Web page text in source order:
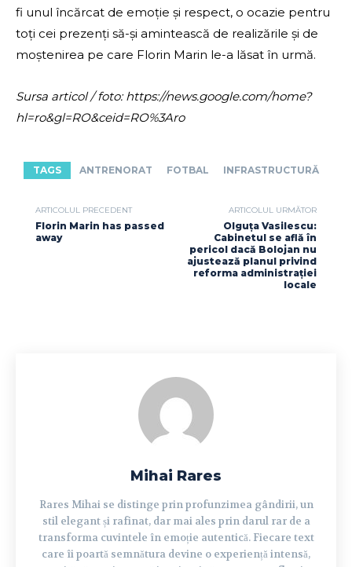
fi unul încărcat de emoție și respect, o ocazie pentru
toți cei prezenți să-și amintească de realizările și de
moștenirea pe care Florin Marin le-a lăsat în urmă.
Sursa articol / foto: https://news.google.com/home?
hl=ro&gl=RO&ceid=RO%3Aro
TAGS ANTRENORAT FOTBAL INFRASTRUCTURĂ
ARTICOLUL PRECEDENT
Florin Marin has passed
away
ARTICOLUL URMĂTOR
Olguța Vasilescu:
Cabinetul se află în
pericol dacă Bolojan nu
ajustează planul privind
reforma administrației
locale
Mihai Rares
Rares Mihai se distinge prin profunzimea gândirii, un
stil elegant și rafinat, dar mai ales prin darul rar de a
transforma cuvintele în emoție autentică. Fiecare text
care îi poartă semnătura devine o experiență intensă,